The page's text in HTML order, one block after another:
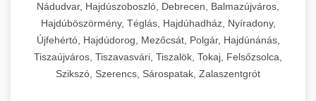
Nádudvar, Hajdúszoboszló, Debrecen, Balmazújváros,
Hajdúböszörmény, Téglás, Hajdúhadház, Nyíradony,
Újfehértó, Hajdúdorog, Mezőcsát, Polgár, Hajdúnánás,
Tiszaújváros, Tiszavasvári, Tiszalök, Tokaj, Felsőzsolca,
Szikszó, Szerencs, Sárospatak, Zalaszentgrót